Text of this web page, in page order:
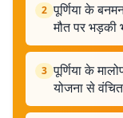
2 पूर्णिया के
मौत पर भड़की
3 पूर्णिया के
योजना से